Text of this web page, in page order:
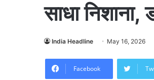
साधा निशाना,
India Headline May 16, 2026
Facebook